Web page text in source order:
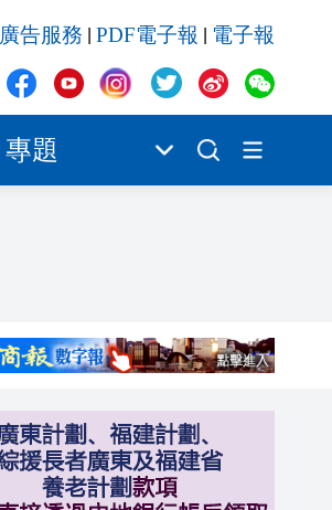
廣告服務 PDF電子報 電子報
專題